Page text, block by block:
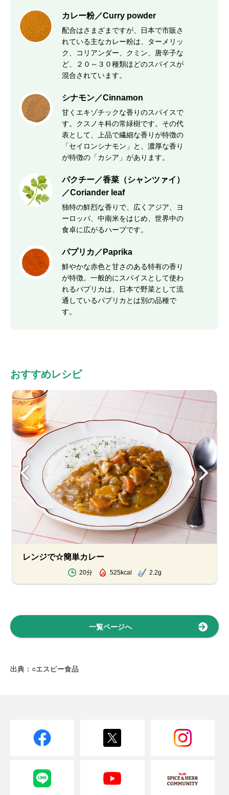
カレー粉／Curry powder
配合はさまざまですが、日本で市販さ
れている主なカレー粉は、ターメリッ
ク、コリアンダー、クミン、唐辛子な
ど、２０～３０種類ほどのスパイスが
混合されています。
シナモン／Cinnamon
甘くエキゾチックな香りのスパイスで
す。クスノキ科の常緑樹です。その代
表として、上品で繊細な香りが特徴の
「セイロンシナモン」と、濃厚な香り
が特徴の「カシア」があります。
パクチー／香菜（シャンツァイ）
／Coriander leaf
独特の鮮烈な香りで、広くアジア、ヨ
ーロッパ、中南米をはじめ、世界中の
食卓に広がるハーブです。
パプリカ／Paprika
鮮やかな赤色と甘さのある特有の香り
が特徴。一般的にスパイスとして使わ
れるパプリカは、日本で野菜として流
通しているパプリカとは別の品種で
す。
おすすめレシピ
レンジで☆簡単カレー
20分 525kcal 2.2g
一覧ページへ
出典：○エスビー食品